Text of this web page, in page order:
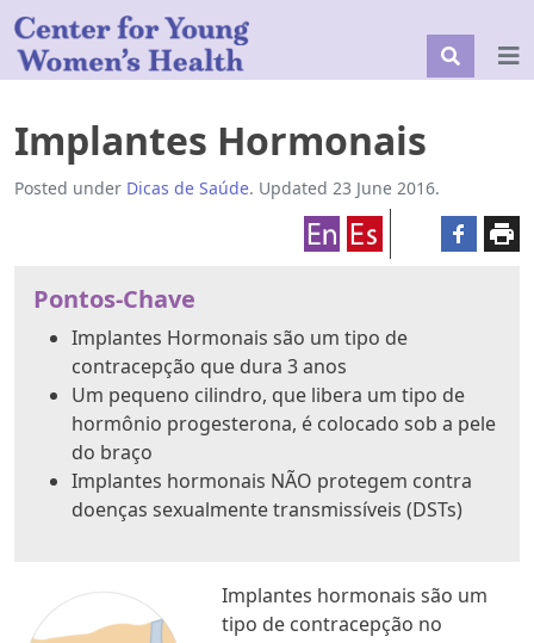
Implantes Hormonais
Posted under Dicas de Saúde. Updated 23 June 2016.
Pontos-Chave
Implantes Hormonais são um tipo de
contracepção que dura 3 anos
Um pequeno cilindro, que libera um tipo de
hormônio progesterona, é colocado sob a pele
do braço
Implantes hormonais NÃO protegem contra
doenças sexualmente transmissíveis (DSTs)
Implantes hormonais são um
tipo de contracepção no